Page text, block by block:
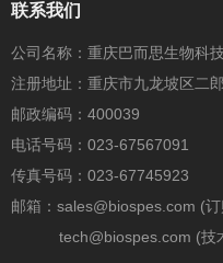
联系我们
公司名称：重庆巴而思生物科
注册地址：重庆市九龙坡区二
邮政编码：400039
电话号码：023-67567091
传真号码：023-67745923
邮箱：sales@biospes.com (订
tech@biospes.com (技术